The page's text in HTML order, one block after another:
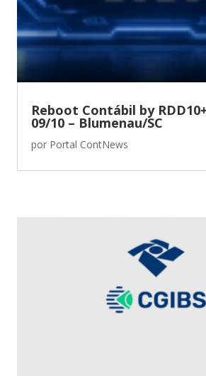
Reboot Contábil by
09/10 – Blumenau/SC
por Portal ContNews